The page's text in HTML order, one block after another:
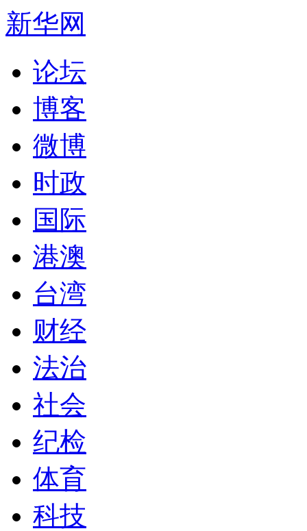
新华网
论坛
博客
微博
时政
国际
港澳
台湾
财经
法治
社会
纪检
体育
科技